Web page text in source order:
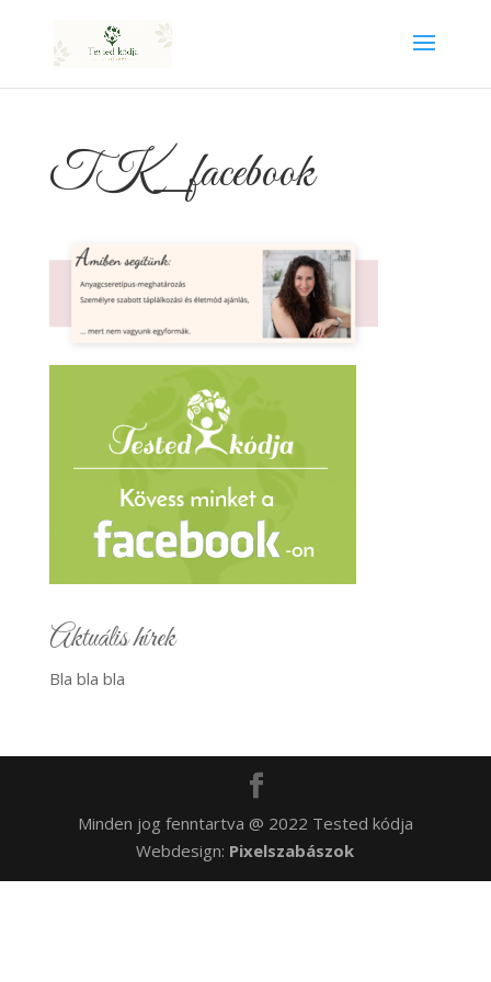
TK_facebook
Aktuális hírek
Bla bla bla
Minden jog fenntartva @ 2022 Tested kódja
Webdesign: Pixelszabászok